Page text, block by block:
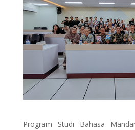
Program Studi Bahasa